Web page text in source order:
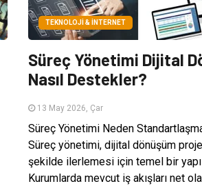
TEKNOLOJI & İNTERNET
Süreç Yönetimi Dijital
Nasıl Destekler?
13 May 2026, Çar
Süreç Yönetimi Neden
Süreç yönetimi, dijital dönüşüm
şekilde ilerlemesi için temel bir yapı
Kurumlarda mevcut iş akışları net